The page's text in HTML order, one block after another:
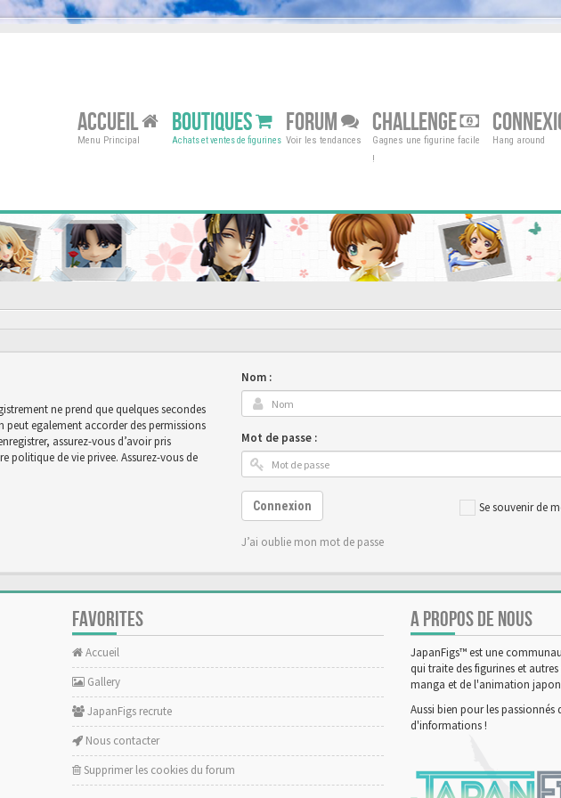
ACCUEIL
Menu Principal
BOUTIQUES
Achats et ventes de figurines
FORUM
Voir les tendances
CHALLENGE
Gagnes une figurine facile
!
Hang around
ne prend que quelques secondes
peut egalement accorder des permissions
assurez-vous d’avoir pris
politique de vie privee. Assurez-vous de
Nom :
Mot de passe :
Se souvenir de
Connexion
J’ai oublie mon mot de passe
FAVORITES
Accueil
Gallery
JapanFigs recrute
Nous contacter
Supprimer les cookies du forum
A PROPOS DE NOUS
JapanFigs™ est une
qui traite des figurines et
manga et de l'animation
Aussi bien pour les
d'informations !